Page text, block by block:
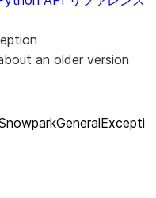
an older version